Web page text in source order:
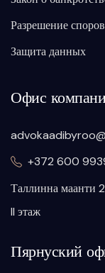
Разрешение
Защита данных
Офис
+372 600
Таллинна маанти
II этаж
Пярнуский